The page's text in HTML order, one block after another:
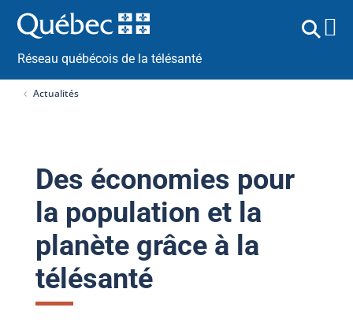
Réseau québécois de la télésanté
Actualités
Des économies pour
la population et la
planète grâce à la
télésanté